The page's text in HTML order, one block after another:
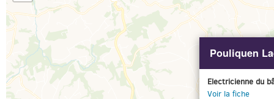
Pouliquen
Electricienne du
Voir la fiche